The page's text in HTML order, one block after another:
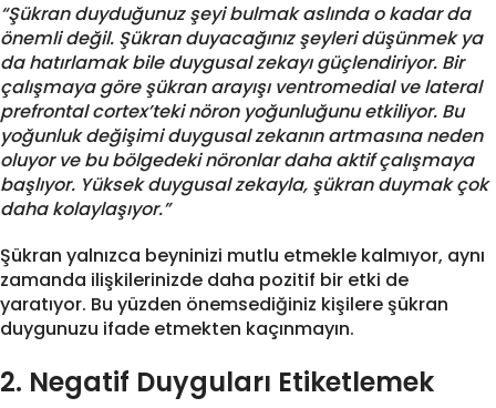
“Şükran duyduğunuz şeyi bulmak aslında o kadar da
önemli değil. Şükran duyacağınız şeyleri düşünmek ya
da hatırlamak bile duygusal zekayı güçlendiriyor. Bir
çalışmaya göre şükran arayışı ventromedial ve lateral
prefrontal cortex’teki nöron yoğunluğunu etkiliyor. Bu
yoğunluk değişimi duygusal zekanın artmasına neden
oluyor ve bu bölgedeki nöronlar daha aktif çalışmaya
başlıyor. Yüksek duygusal zekayla, şükran duymak çok
daha kolaylaşıyor.”
Şükran yalnızca beyninizi mutlu etmekle kalmıyor, aynı
zamanda ilişkilerinizde daha pozitif bir etki de
yaratıyor. Bu yüzden önemsediğiniz kişilere şükran
duygunuzu ifade etmekten kaçınmayın.
2. Negatif Duyguları Etiketlemek